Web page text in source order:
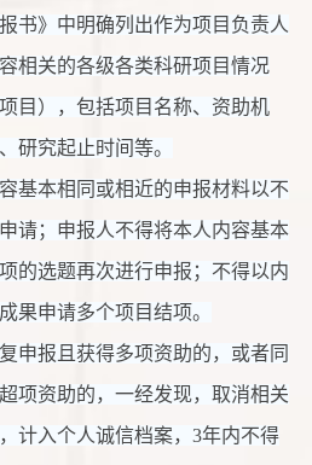
》中明确列出作为项目负责人
相关的各级各类科研项目情况
目），包括项目名称、资助机
研究起止时间等。
本相同或相近的申报材料以不
请；申报人不得将本人内容基本
的选题再次进行申报；不得以内
果申请多个项目结项。
报且获得多项资助的，或者同
项资助的，一经发现，取消相关
计入个人诚信档案，3年内不得